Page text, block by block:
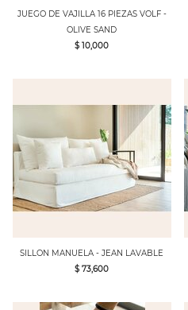
JUEGO DE VAJILLA 16 PIEZAS VOLF -
OLIVE SAND
$ 10,000
SILLON MANUELA - JEAN LAVABLE
$ 73,600